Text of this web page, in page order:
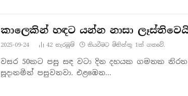
කාලෙකින් හඳට යන්න නාසා
2025-09-24 42 නැරඹු​ම් කියවීමට මිනිත්තු 1ක් ගතවේ.
වසර 50කට පසු සඳ වටා දින දහයක ගමනක
සූදානමින් පසුවනවා. එළඹෙන…